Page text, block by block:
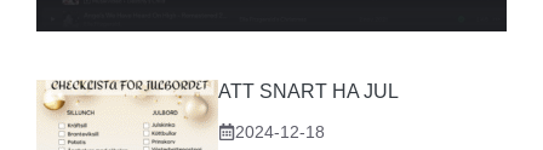
ATT SNART HA JUL
2024-12-18